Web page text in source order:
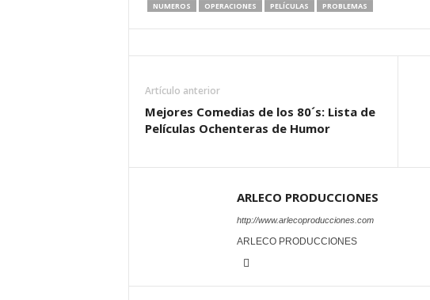
NUMEROS
OPERACIONES PELÍCULAS PROBLEMAS
Artículo anterior
Mejores Comedias de los 80´s: Lista de
Películas Ochenteras de Humor
ARLECO PRODUCCIONES
http://www.arlecoproducciones.com
ARLECO PRODUCCIONES